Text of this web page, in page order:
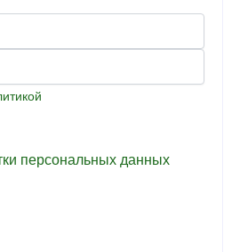
персональных данных